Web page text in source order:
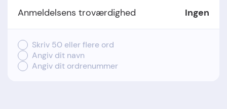
Anmeldelsens troværdighed Ingen
Skriv 50 eller flere ord
Angiv dit navn
Angiv dit ordrenummer